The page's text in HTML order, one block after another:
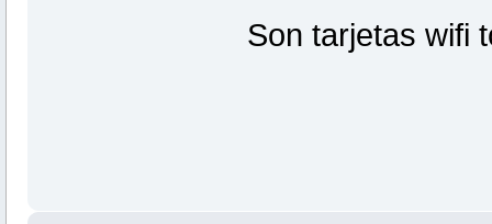
Son tarjetas wifi